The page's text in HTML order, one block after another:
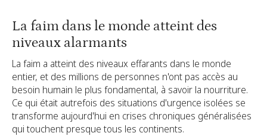
La faim dans le monde atteint des
niveaux alarmants
La faim a atteint des niveaux effarants dans le monde
entier, et des millions de personnes n'ont pas accès au
besoin humain le plus fondamental, à savoir la nourriture.
Ce qui était autrefois des situations d'urgence isolées se
transforme aujourd'hui en crises chroniques généralisées
qui touchent presque tous les continents.